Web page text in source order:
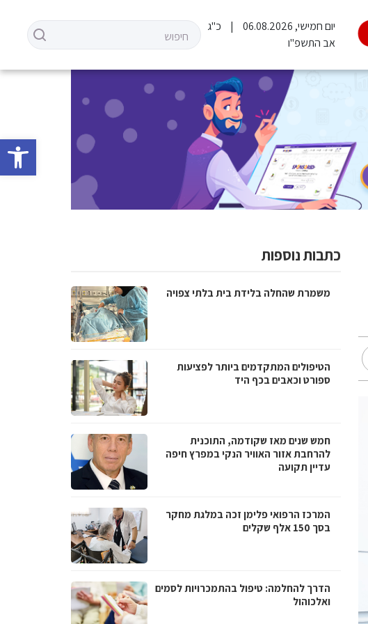
פתח
יום חמישי, 06.08.2026
כ"ג
אב התשפ"ו
כתבות נוספות
משמרת שהחלה בלידת בית בלתי צפויה
הטיפולים המתקדמים ביותר לפציעות
ספורט וכאבים בכף היד
חמש שנים מאז שקודמה, התוכנית
להרחבת אזור האוויר הנקי במפרץ חיפה
עדיין תקועה
המרכז הרפואי פלימן זכה במלגת מחקר
בסך 150 אלף שקלים
הדרך להחלמה: טיפול בהתמכרויות לסמים
ואלכוהול